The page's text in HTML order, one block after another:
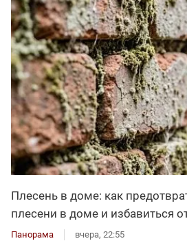
Плесень в доме: как
плесени в доме и избавиться
Панорама вчера, 22:55